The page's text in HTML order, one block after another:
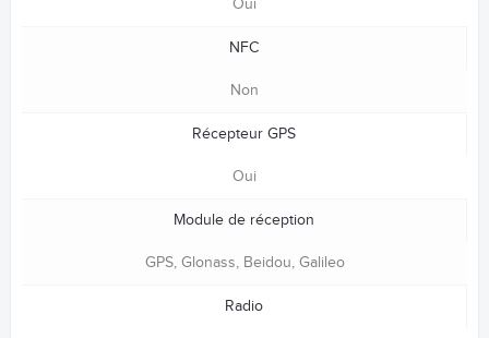
Oui
NFC
Non
Récepteur GPS
Oui
Module de réception
GPS, Glonass, Beidou, Galileo
Radio